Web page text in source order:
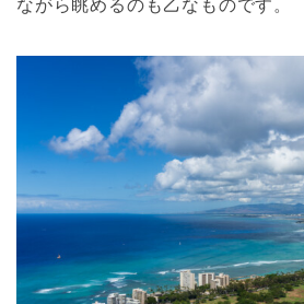
ながら眺めるのも乙なものです。